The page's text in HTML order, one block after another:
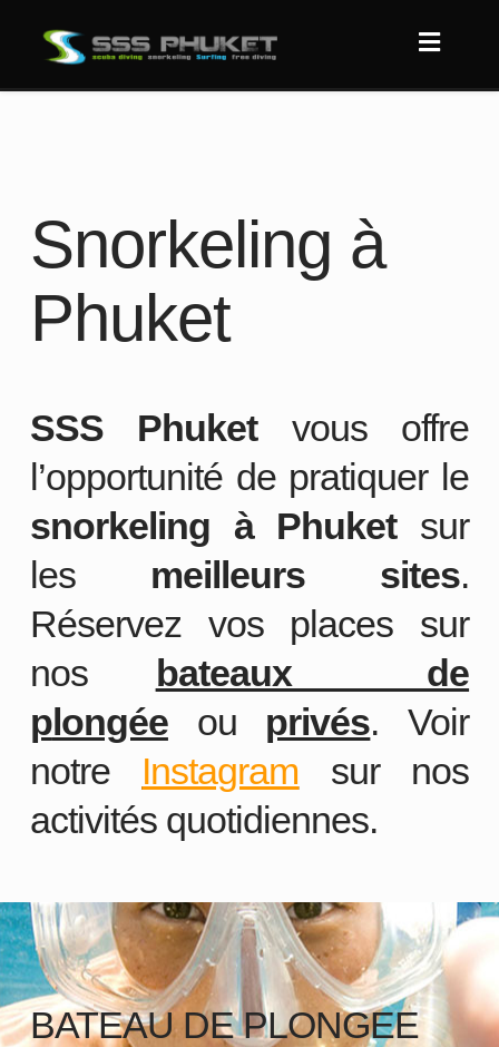
Snorkeling à
Phuket
SSS Phuket vous offre
l’opportunité de pratiquer le
snorkeling à Phuket sur
les meilleurs sites.
Réservez vos places sur
nos bateaux de
plongéeou privés. Voir
notre Instagram sur nos
activités quotidiennes.
BATEAU DE PLONGEE